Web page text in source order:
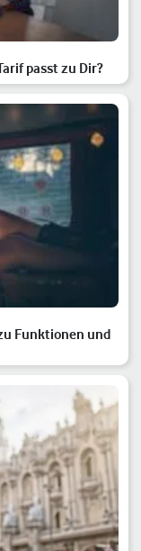
passt zu Dir?
Funktionen und